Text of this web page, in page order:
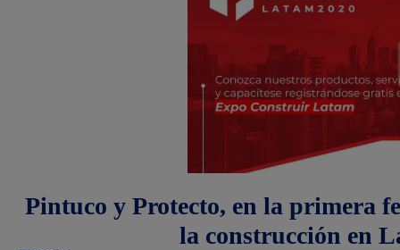
Pintuco y Protecto, en la primera
la construcción en